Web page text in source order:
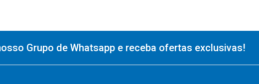
Grupo de Whatsapp e receba ofertas exclusivas!